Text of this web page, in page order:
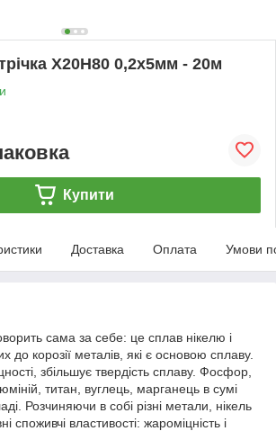
Х20Н80 0,2х5мм - 20м
Купити
Доставка Оплата Умови
сама за себе: це сплав нікелю і
до корозії металів, які є основою сплаву.
збільшує твердість сплаву. Фосфор,
титан, вуглець, марганець в сумі
Розчиняючи в собі різні метали, нікель
споживчі властивості: жароміцність і